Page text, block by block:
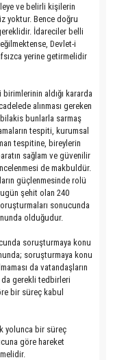
ve belirli kişilerin
yoktur. Bence doğru
İdareciler belli
Devlet-i
yerine getirmelidir
aldığı kararda
alınması gereken
bunlarla sarmaş
tespiti, kurumsal
tespitine, bireylerin
sağlam ve güvenilir
de makbuldür.
güçlenmesinde rolü
şehit olan 240
sonucunda
olduğudur.
soruşturmaya konu
soruşturmaya konu
da vatandaşların
gerekli tedbirleri
bir süreç kabul
yolunca bir süreç
göre hareket